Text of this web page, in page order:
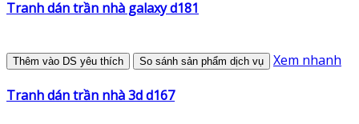
Tranh dán trần nhà galaxy d181
Thêm vào DS yêu thích So sánh sản phẩm dịch vụ Xem nhanh
Tranh dán trần nhà 3d d167